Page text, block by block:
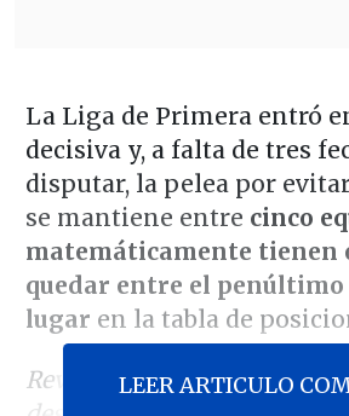
La Liga de Primera entró
decisiva y, a falta de tres
disputar, la pelea por
se mantiene entre cinco
matemáticamente tienen
quedar entre el
lugar en la tabla de
Revisa el camino que queda
LEER ARTICULO